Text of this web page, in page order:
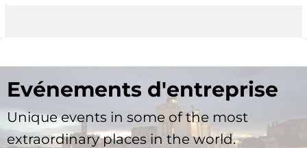
Evénements d'entreprise
Unique events in some of the most
extraordinary places in the world.